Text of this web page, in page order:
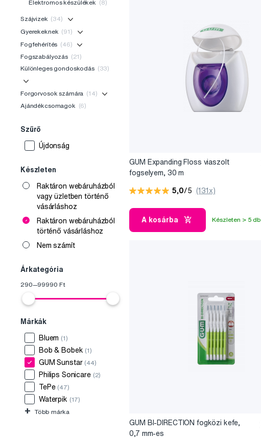
Elektromos készülékek (8)
Szájvizek (34)
Gyerekeknek (91)
Fogfehérítés (46)
Fogszabályozás (21)
Különleges gondoskodás (33)
Forgorvosok számára (14)
Ajándékcsomagok
(6)
Szűrő
Újdonság
Készleten
Raktáron webáruházból
vagy üzletben történő
vásárláshoz
Raktáron webáruházból
történő vásárláshoz
Nem számít
Árkategória
290—99990 Ft
Márkák
Bluem (1)
Bob & Bobek (1)
GUM Sunstar (44)
Philips Sonicare (2)
TePe (47)
Waterpik (17)
+ Több márka
GUM Expanding Floss viaszolt
fogselyem, 30 m
5,0/5 (131x)
A kosárba Készleten > 5 db
GUM BI-DIRECTION fogközi kefe,
0,7 mm-es